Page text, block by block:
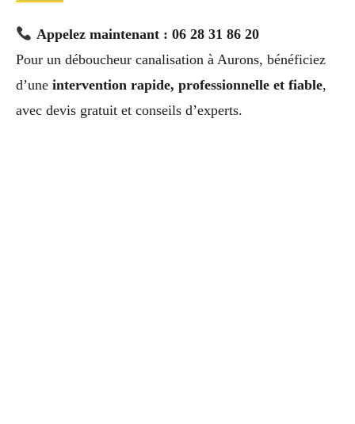
Appelez maintenant : 06 28 31 86 20
Pour un déboucheur canalisation à Aurons, bénéficiez
d’une intervention rapide, professionnelle et fiable,
avec devis gratuit et conseils d’experts.